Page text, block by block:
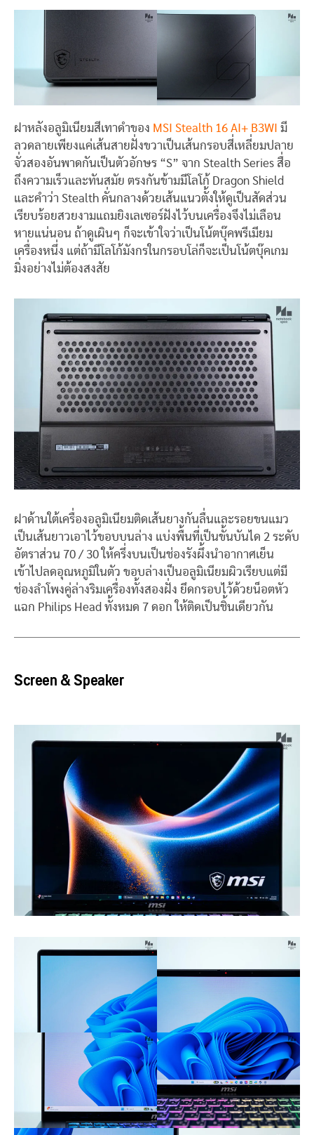
ฝาหลังอลูมิเนียมสีเทาดำของ MSI Stealth 16 AI+ B3WI มี
ลวดลายเพียงแค่เส้นสายฝั่งขวาเป็นเส้นกรอบสี่เหลี่ยมปลาย
จั่วสองอันพาดกันเป็นตัวอักษร “S” จาก Stealth Series สื่อ
ถึงความเร็วและทันสมัย ตรงกันข้ามมีโลโก้ Dragon Shield
และคำว่า Stealth คั่นกลางด้วยเส้นแนวตั้งให้ดูเป็นสัดส่วน
เรียบร้อยสวยงามแถมยิงเลเซอร์ฝังไว้บนเครื่องจึงไม่เลือน
หายแน่นอน ถ้าดูเผินๆ ก็จะเข้าใจว่าเป็นโน้ตบุ๊คพรีเมียม
เครื่องหนึ่ง แต่ถ้ามีโลโก้มังกรในกรอบโล่ก็จะเป็นโน้ตบุ๊คเกม
มิ่งอย่างไม่ต้องสงสัย
ฝาด้านใต้เครื่องอลูมิเนียมติดเส้นยางกันลื่นและรอยขนแมว
เป็นเส้นยาวเอาไว้ขอบบนล่าง แบ่งพื้นที่เป็นขั้นบันได 2 ระดับ
อัตราส่วน 70 / 30 ให้ครึ่งบนเป็นช่องรังผึ้งนำอากาศเย็น
เข้าไปลดอุณหภูมิในตัว ขอบล่างเป็นอลูมิเนียมผิวเรียบแต่มี
ช่องลำโพงคู่ล่างริมเครื่องทั้งสองฝั่ง ยึดกรอบไว้ด้วยน็อตหัว
แฉก Philips Head ทั้งหมด 7 ดอก ให้ติดเป็นชิ้นเดียวกัน
Screen & Speaker